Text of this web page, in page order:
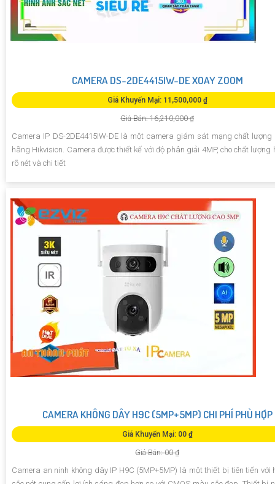
CAMERA DS-2DE4415IW-DE XOAY ZOOM
Giá Khuyến Mại: 11,500,000 ₫
Giá Bán: 16,210,000 ₫
Camera IP DS-2DE4415IW-DE là một camera giám sát mạng chất lượng
hãng Hikvision. Camera được thiết kế với độ phân giải 4MP, cho chất lượng
rõ nét và chi tiết
CAMERA KHÔNG DÂY H9C (5MP+5MP) CHI PHÍ PHÙ HỢP
Giá Khuyến Mại: 00 ₫
Giá Bán: 00 ₫
Camera an ninh không dây IP H9C (5MP+5MP) là một thiết bị tiên tiến với